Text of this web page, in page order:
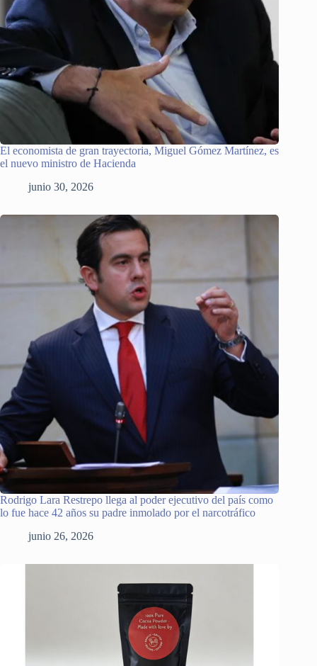
El economista de gran trayectoria, Miguel Gómez Martínez, es
el nuevo ministro de Hacienda
junio 30, 2026
Rodrigo Lara Restrepo llega al poder ejecutivo del país como
lo fue hace 42 años su padre inmolado por el narcotráfico
junio 26, 2026